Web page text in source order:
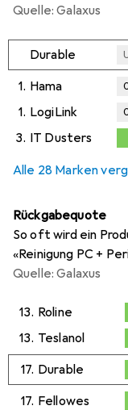
Quelle: Galaxus
Durable
1. Hama
1. LogiLink
3. IT Dusters
Alle 28 Marken
Rückgabequote
So oft wird ein
«Reinigung PC +
Quelle: Galaxus
13. Roline
13. Teslanol
17. Durable
17. Fellowes